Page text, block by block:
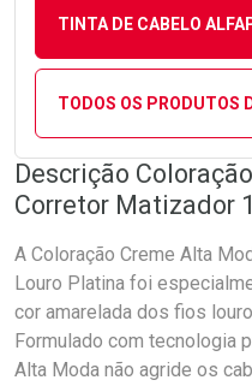
TINTA DE CABELO
TODOS OS PRODUTOS
Descrição
Corretor Matizador
A Coloração Creme Alta
Louro Platina foi
cor amarelada dos fios
Formulado com tecnologia
Alta Moda não agride os